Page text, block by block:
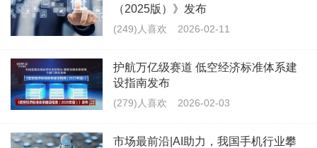
（2025版）》发布
(249)人喜欢 2026-02-11
护航万亿级赛道 低空经济标准体系建
设指南发布
(279)人喜欢 2026-02-03
市场最前沿|AI助力，我国手机行业攀